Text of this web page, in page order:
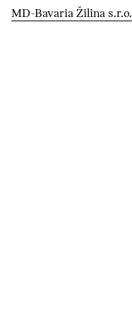
MD-Bavaria Žilina s.r.o.